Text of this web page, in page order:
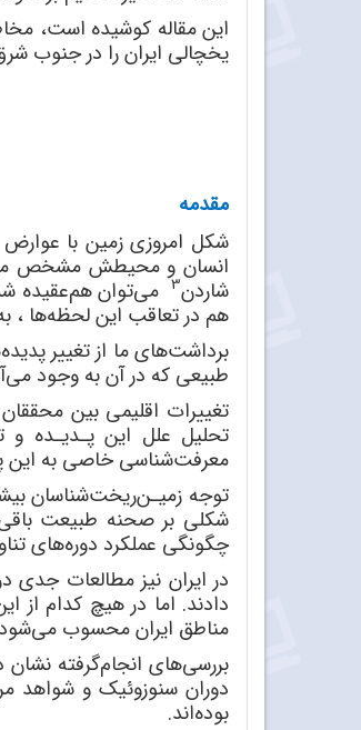
این مقاله کوشیده است،
یخچالی ایران را در جنوب
مقدمه
شکل امروزی زمین با
انسان و محیطش مشخص
شاردن3 می‌توان هم‌عقیده
هم در تعاقب این لحظه‌ها ،
برداشت‌های ما از تغییر
طبیعی که در آن به وجود
تغییرات اقلیمی بین
تحلیل علل این پـدیـده و
معرفت‌شناسی خاصی به این
توجه زمیـن‌ریخت‌شناسان
شکلی بر صحنه طبیعت
چگونگی عملکرد دوره‌های
دادند. اما در هیچ کدام از
مناطق ایران محسوب
بررسی‌های انجام‌گرفته نشان
دوران سنوزوئیک و شواهد
بوده‌اند.